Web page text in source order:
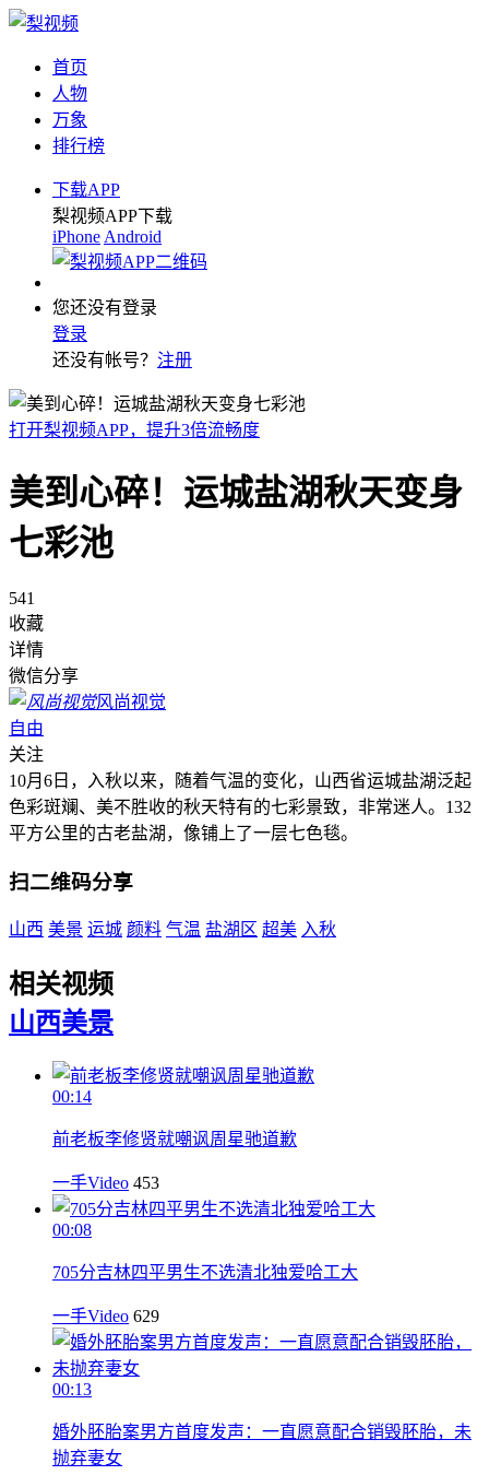
首页
人物
万象
排行榜
下载APP
梨视频APP下载
iPhone Android
您还没有登录
登录
还没有帐号？ 注册
打开梨视频APP，提升3倍流畅度
美到心碎！运城盐湖秋天变身
七彩池
541
收藏
详情
微信分享
风尚视觉
自由
关注
10月6日，入秋以来，随着气温的变化，山西省运城盐湖泛起
色彩斑斓、美不胜收的秋天特有的七彩景致，非常迷人。132
平方公里的古老盐湖，像铺上了一层七色毯。
扫二维码分享
山西 美景 运城 颜料 气温 盐湖区 超美 入秋
相关视频
山西美景
00:14
前老板李修贤就嘲讽周星驰道歉
一手Video 453
00:08
705分吉林四平男生不选清北独爱哈工大
一手Video 629
00:13
婚外胚胎案男方首度发声：一直愿意配合销毁胚胎，未
抛弃妻女